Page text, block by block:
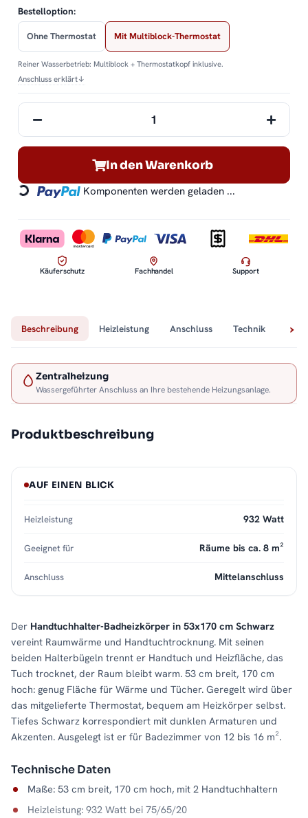
Bestelloption:
Ohne Thermostat Mit Multiblock-Thermostat
Reiner Wasserbetrieb: Multiblock + Thermostatkopf inklusive.
Anschluss erklärt↓
In den Warenkorb
Loading... Komponenten werden geladen ...
Käuferschutz Fachhandel Support
Beschreibung Heizleistung Anschluss Technik
Zentralheizung
Wassergeführter Anschluss an Ihre bestehende Heizungsanlage.
Produktbeschreibung
Der Handtuchhalter-Badheizkörper in 53x170 cm Schwarz
vereint Raumwärme und Handtuchtrocknung. Mit seinen
beiden Halterbügeln trennt er Handtuch und Heizfläche, das
Tuch trocknet, der Raum bleibt warm. 53 cm breit, 170 cm
hoch: genug Fläche für Wärme und Tücher. Geregelt wird über
das mitgelieferte Thermostat, bequem am Heizkörper selbst.
Tiefes Schwarz korrespondiert mit dunklen Armaturen und
Akzenten. Ausgelegt ist er für Badezimmer von 12 bis 16 m².
Technische Daten
Maße: 53 cm breit, 170 cm hoch, mit 2 Handtuchhaltern
Heizleistung: 932 Watt bei 75/65/20
AUF EINEN BLICK
Heizleistung 932 Watt
Geeignet für Räume bis ca. 8 m²
Anschluss Mittelanschluss